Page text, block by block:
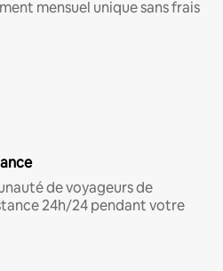
mensuel unique sans frais
de voyageurs de
24h/24 pendant votre